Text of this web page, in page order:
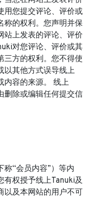
用您提交评论、评价或
称的权利。您声明并保
站上发表的评论、评价
对您评论、评价或其
三方的权利。您不得使
以其他方式误导线上
内容的来源。 线上
删除或编辑任何提交信
“会员内容”）等内
有权授予线上Tanuki及
以及本网站的用户不可